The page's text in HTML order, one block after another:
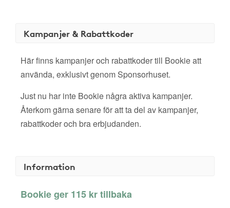
Kampanjer & Rabattkoder
Här finns kampanjer och rabattkoder till Bookie att
använda, exklusivt genom Sponsorhuset.
Just nu har inte Bookie några aktiva kampanjer.
Återkom gärna senare för att ta del av kampanjer,
rabattkoder och bra erbjudanden.
Information
Bookie ger 115 kr tillbaka